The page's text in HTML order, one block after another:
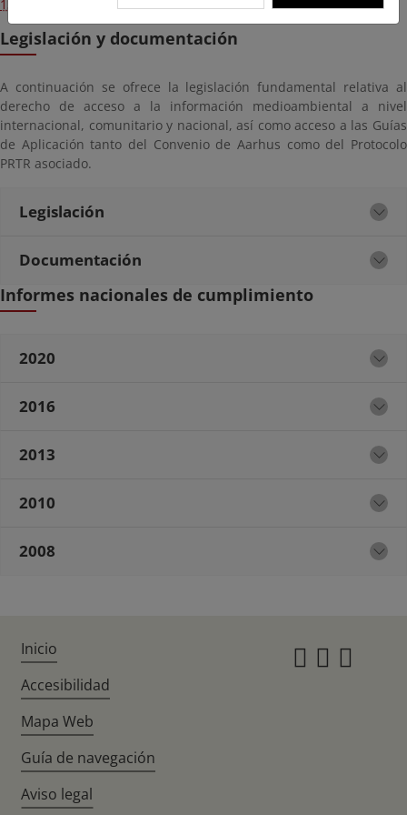
13 de marzo de 2019.
Legislación y documentación
A continuación se ofrece la legislación fundamental relativa al
derecho de acceso a la información medioambiental a nivel
internacional, comunitario y nacional, así como acceso a las Guías
de Aplicación tanto del Convenio de Aarhus como del Protocolo
PRTR asociado.
Legislación
Documentación
Informes nacionales de cumplimiento
2020
2016
2013
2010
2008
Inicio
Accesibilidad
Mapa Web
Guía de navegación
Aviso legal